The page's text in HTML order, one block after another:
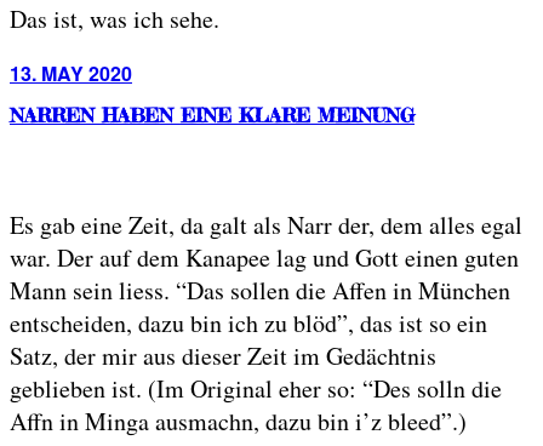
Das ist, was ich sehe.
Posted
13. MAY 2020
NARREN HABEN EINE KLARE MEINUNG
Es gab eine Zeit, da galt als Narr der, dem alles egal
war. Der auf dem Kanapee lag und Gott einen guten
Mann sein liess. “Das sollen die Affen in München
entscheiden, dazu bin ich zu blöd”, das ist so ein
Satz, der mir aus dieser Zeit im Gedächtnis
geblieben ist. (Im Original eher so: “Des solln die
Affn in Minga ausmachn, dazu bin i’z bleed”.)